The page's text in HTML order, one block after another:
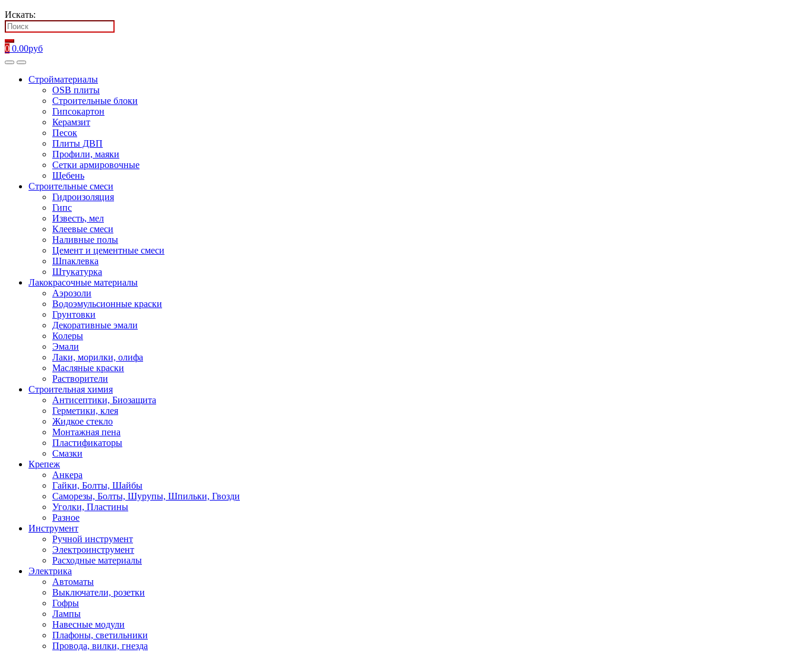
Искать:
0 0.00руб
Стройматериалы
OSB плиты
Строительные блоки
Гипсокартон
Керамзит
Песок
Плиты ДВП
Профили, маяки
Сетки армировочные
Щебень
Строительные смеси
Гидроизоляция
Гипс
Известь, мел
Клеевые смеси
Наливные полы
Цемент и цементные смеси
Шпаклевка
Штукатурка
Лакокрасочные материалы
Аэрозоли
Водоэмульсионные краски
Грунтовки
Декоративные эмали
Колеры
Эмали
Лаки, морилки, олифа
Масляные краски
Растворители
Строительная химия
Антисептики, Биозащита
Герметики, клея
Жидкое стекло
Монтажная пена
Пластификаторы
Смазки
Крепеж
Анкера
Гайки, Болты, Шайбы
Саморезы, Болты, Шурупы, Шпильки, Гвозди
Уголки, Пластины
Разное
Инструмент
Ручной инструмент
Электроинструмент
Расходные материалы
Электрика
Автоматы
Выключатели, розетки
Гофры
Лампы
Навесные модули
Плафоны, светильники
Провода, вилки, гнезда